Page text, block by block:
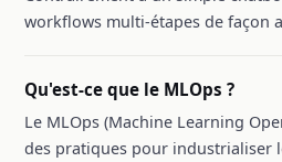
workflows multi-étapes de façon
Qu'est-ce que le MLOps ?
Le MLOps (Machine Learning
des pratiques pour industrialiser